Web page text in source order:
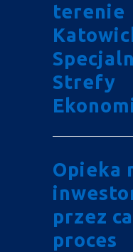
terenie
Strefy
Opieka
przez
proces